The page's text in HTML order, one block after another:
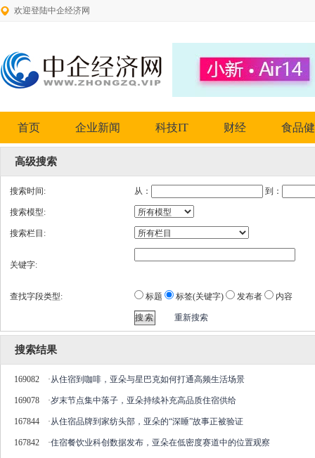
欢迎登陆中企经济网
首页 企业新闻 科技IT 财经 食品
高级搜索
搜索时间: 从： 到：
搜索模型:
搜索栏目:
关键字:
查找字段类型: 标题 标签(关键字) 发布者 内容
重新搜索
搜索结果
169082 ·从住宿到咖啡，亚朵与星巴克如何打通高频生活场景
169078 ·岁末节点集中落子，亚朵持续补充高品质住宿供给
167844 ·从住宿品牌到家纺头部，亚朵的“深睡”故事正被验证
167842 ·住宿餐饮业科创数据发布，亚朵在低密度赛道中的位置观察